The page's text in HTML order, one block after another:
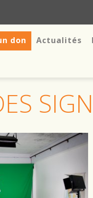
don Actualités